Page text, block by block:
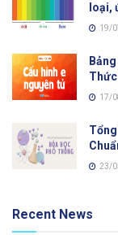
loại,
19/
Thức
17/
23/
Recent News